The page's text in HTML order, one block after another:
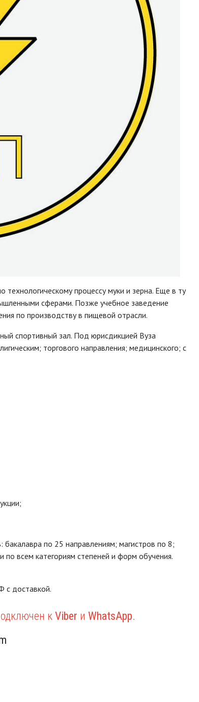
процессу муки и зерна. Еще в ту
сферами. Позже учебное заведение
по производству в пищевой отрасли.
спортивный зал. Под юрисдикцией Вуза
торгового направления; медицинского; с
по 25 направлениям; магистров по 8;
всем категориям степеней и форм обучения.
с доставкой.
кViber и WhatsApp.